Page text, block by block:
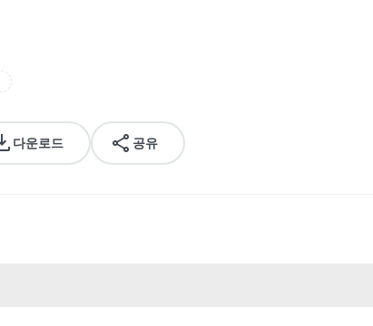
다운로드 공유